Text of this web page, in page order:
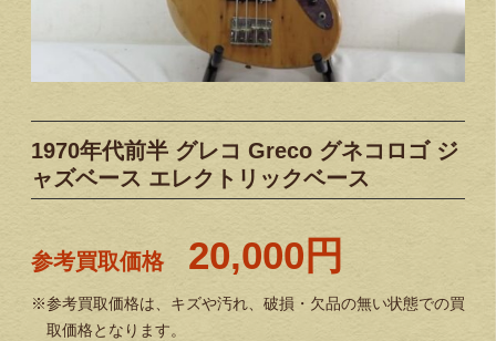
1970年代前半 グレコ Greco グネコロゴ ジ
ャズベース エレクトリックベース
参考買取価格 20,000円
※参考買取価格は、キズや汚れ、破損・欠品の無い状態での買
取価格となります。